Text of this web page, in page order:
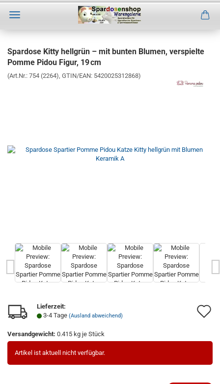
Hauptinhalt
Spardose Kitty hellgrün – mit bunten Blumen, verspielte
Pomme Pidou Figur, 19 cm
(Art.Nr.: 754 (2264) GTIN/EAN: 5420025312868)
Lieferzeit:
3-4 Tage (Ausland abweichend)
Versandgewicht: 0.415 kg je Stück
Artikel ist aktuell nicht verfügbar.